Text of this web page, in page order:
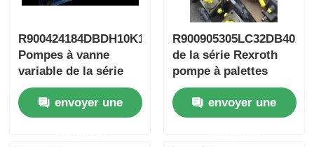
R900424184DBDH10K1X/400
Pompes à vanne
variable de la série
photovoltaïque
Rexrothenvoyer une
de la série Rexroth
pompe à palettes
variables
envoyer une